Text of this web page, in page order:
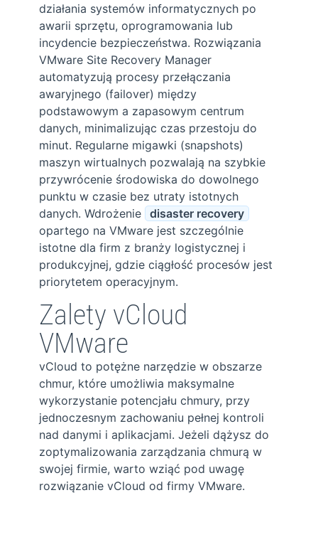
działania systemów informatycznych po
awarii sprzętu, oprogramowania lub
incydencie bezpieczeństwa. Rozwiązania
VMware Site Recovery Manager
automatyzują procesy przełączania
awaryjnego (failover) między
podstawowym a zapasowym centrum
danych, minimalizując czas przestoju do
minut. Regularne migawki (snapshots)
maszyn wirtualnych pozwalają na szybkie
przywrócenie środowiska do dowolnego
punktu w czasie bez utraty istotnych
danych. Wdrożenie disaster recovery
opartego na VMware jest szczególnie
istotne dla firm z branży logistycznej i
produkcyjnej, gdzie ciągłość procesów jest
priorytetem operacyjnym.
Zalety vCloud
VMware
vCloud to potężne narzędzie w obszarze
chmur, które umożliwia maksymalne
wykorzystanie potencjału chmury, przy
jednoczesnym zachowaniu pełnej kontroli
nad danymi i aplikacjami. Jeżeli dążysz do
zoptymalizowania zarządzania chmurą w
swojej firmie, warto wziąć pod uwagę
rozwiązanie vCloud od firmy VMware.